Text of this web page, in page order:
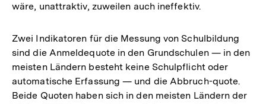
wäre, unattraktiv, zuweilen auch ineffektiv.
Zwei Indikatoren für die Messung von Schulbildung
sind die Anmeldequote in den Grundschulen — in den
meisten Ländern besteht keine Schulpflicht oder
automatische Erfassung — und die Abbruch-quote.
Beide Quoten haben sich in den meisten Ländern der